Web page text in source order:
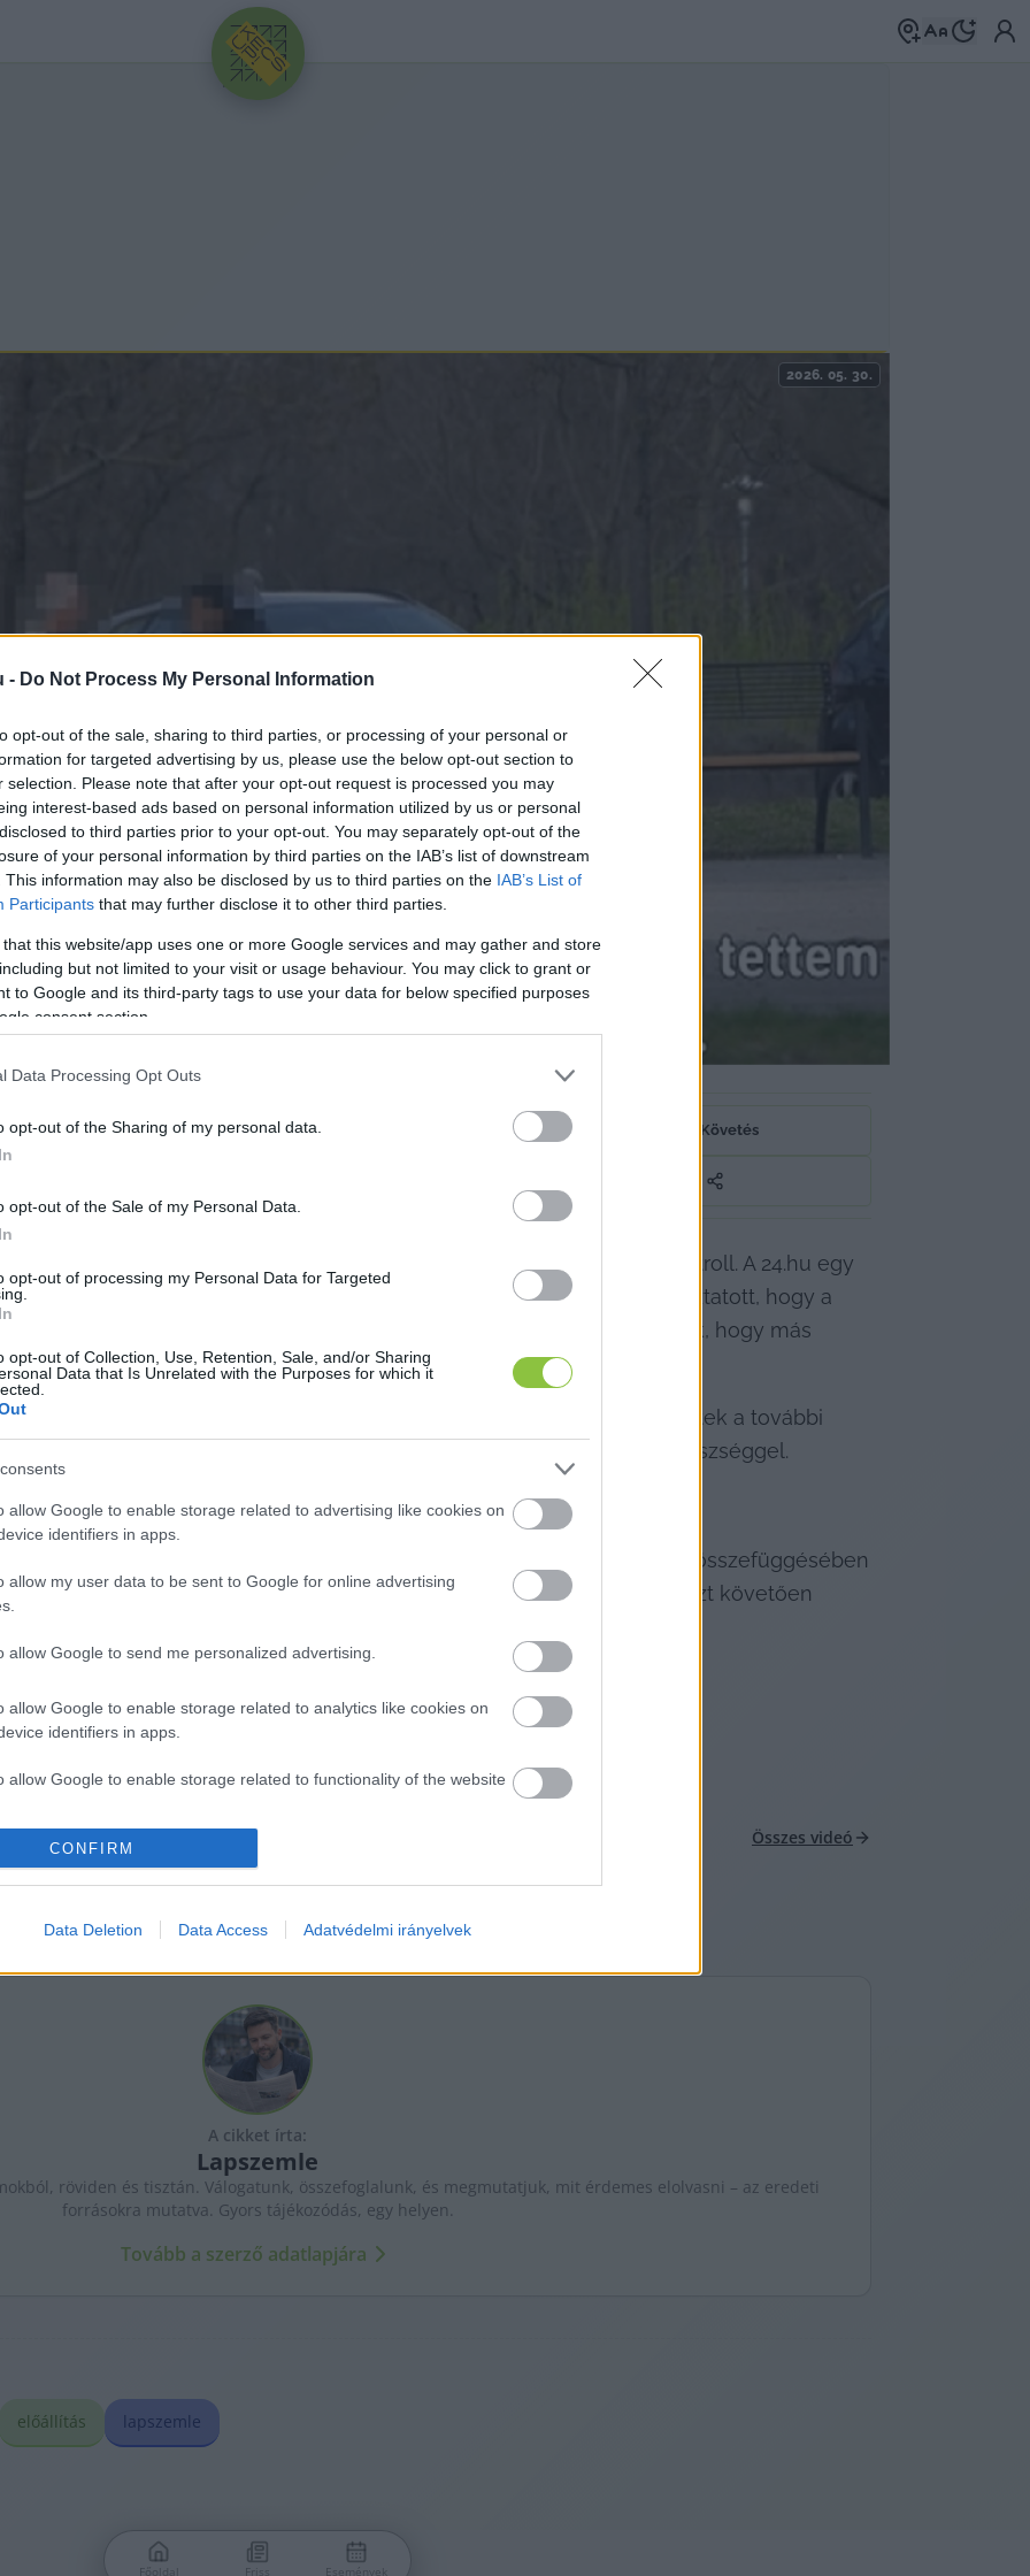
- Do Not Process My Personal Information
opt-out of the sale, sharing to third parties, or processing of your personal or
for targeted advertising by us, please use the below opt-out section to
selection. Please note that after your opt-out request is processed you may
interest-based ads based on personal information utilized by us or personal
to third parties prior to your opt-out. You may separately opt-out of the
of your personal information by third parties on the IAB’s list of downstream
This information may also be disclosed by us to third parties on the IAB’s List of
Participants that may further disclose it to other third parties.
that this website/app uses one or more Google services and may gather and store
but not limited to your visit or usage behaviour. You may click to grant or
to Google and its third-party tags to use your data for below specified purposes
consent section.
Data Processing Opt Outs
opt-out of the Sharing of my personal data.
opt-out of the Sale of my Personal Data.
opt-out of processing my Personal Data for Targeted
opt-out of Collection, Use, Retention, Sale, and/or Sharing
Data that Is Unrelated with the Purposes for which it
allow Google to enable storage related to advertising like cookies on
identifiers in apps.
allow my user data to be sent to Google for online advertising
allow Google to send me personalized advertising.
allow Google to enable storage related to analytics like cookies on
identifiers in apps.
allow Google to enable storage related to functionality of the website
allow Google to enable storage related to personalization.
functionality and fraud prevention, and other user protection.
CONFIRM
Data Deletion Data Access Adatvédelmi irányelvek
HIRDETÉS
2026. 05. 30.
a kegyelmi ügy főszereplőjét
L Lapszemle Követés
péntek reggel a rendőrség előállította K.Endrét -
a Kontroll. A 24.hu egy
: Gál Kristóf a rendőrség szóvivője a hírt megerősítette, és arról tájékoztatott, hogy a
kényszerítés bűntettének gyanúja miatt, és azt is megvizsgálták, hogy más
és tanúkat kutattak fel, hallgattak ki, valamint felvételeket elemeztek a további
a rendőrség folyamatos szakmai egyeztetéseket folytat a főügyészséggel.
is, hogy a hamis tanúzásra kényszerítés bűntette mellett, ám azzal összefüggésében
és jelenleg is eljárási cselekmények folynak a férfival szemben, és ezt követően
Összes videó
A cikket írta:
Lapszemle
röviden és tisztán. Válogatunk, összefoglalunk, és megmutatjuk, mit érdemes elolvasni – az eredeti
forrásokra mutatva. Gyors tájékozódás, egy helyen.
Tovább a szerző adatlapjára
előállítás lapszemle
Főoldal Friss Események